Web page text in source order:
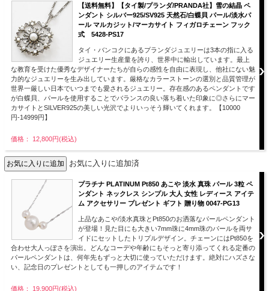
【送料無料】【タイ製/プランダ/PRANDA社】雪の結晶 ペ
ンダント シルバー925/SV925 天然石/白蝶貝 パール/淡水パ
ール マルカジット/マーカサイト フィガロチェーン フック
式 5428-PS17
タイ・バンコクにあるプランダジュエリーは3本の指に入る
ジュエリー生産量を誇り、世界中に輸出しています。最上
な教育を受けた優秀なデザイナーたちが自らの感性を自由に表現し、他社にない魅
力的なジュエリーを生み出しています。厳格なカラーストーンの選別と品質管理が
世界一厳しい日本でいつまでも愛されるジュエリー。存在感のあるペンダントです
が白蝶貝、パールを使用することでバランスの良い落ち着いた印象に◎さらにマー
カサイトとSILVER925の美しい光沢でよりいっそう輝いてくれます。【10000
円-14999円】
価格： 12,800円(税込)
お気に入りに追加済
プラチナ PLATINUM Pt850 あこや 淡水 真珠 パール 3粒 ペ
ンダント ネックレス シンプル 大人 女性 レディース アイテ
ム アクセサリー プレゼント ギフト 贈り物 0047-PG13
上品なあこや/淡水真珠とPt850のお洒落なパールペンダント
が登場！見た目にも大きい7mm珠に4mm珠のパールを両サ
イドにセットしたトリプルデザイン。チェーンにはPt850を
合わせ大人っぽさを演出。どんなコーデや年齢にもそっと寄り添ってくれる定番の
パールペンダントは、何年先もずっと大切に使っていただけます。絶対にハズさな
い、記念日のプレゼントとしても一押しのアイテムです！
価格： 19,900円(税込)